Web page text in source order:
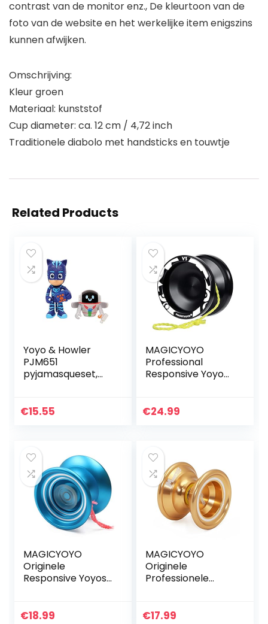
contrast van de monitor enz., De kleurtoon van de
foto van de website en het werkelijke item enigszins
kunnen afwijken.
Omschrijving:
Kleur groen
Materiaal: kunststof
Cup diameter: ca. 12 cm / 4,72 inch
Traditionele diabolo met handsticks en touwtje
Related Products
Yoyo & Howler
PJM651
pyjamasqueset,
modellen
€15.55
MAGICYOYO
Professional
Responsive Yoyo
voor kinderen
€24.99
MAGICYOYO
Originele
Responsive Yoyos
Beginner
€18.99
MAGICYOYO
Originele
Professionele
Geavanceerde
€17.99